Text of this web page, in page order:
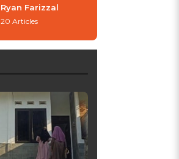
Ryan Farizzal
20 Articles